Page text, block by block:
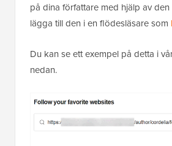
på dina författare med hjälp av
lägga till den i en flödesläsare som
Du kan se ett exempel på detta i
nedan.